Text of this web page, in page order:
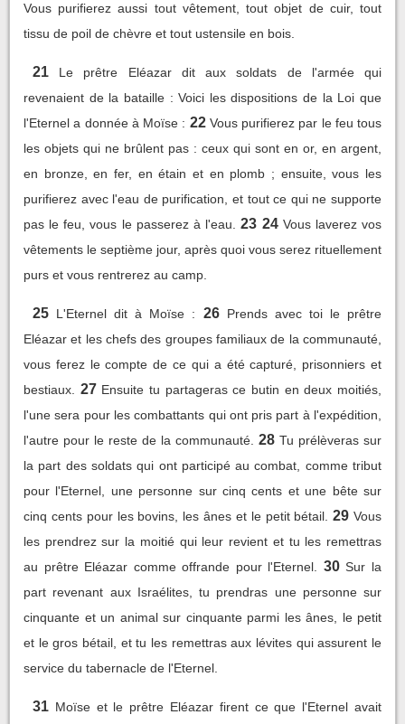
Vous purifierez aussi tout vêtement, tout objet de cuir, tout
tissu de poil de chèvre et tout ustensile en bois.
21
Le prêtre Eléazar dit aux soldats de l'armée qui
revenaient de la bataille : Voici les dispositions de la Loi que
l'Eternel a donnée à Moïse : 22 Vous purifierez par le feu tous
les objets qui ne brûlent pas : ceux qui sont en or, en argent,
en bronze, en fer, en étain et en plomb ; ensuite, vous les
purifierez avec l'eau de purification, et tout ce qui ne supporte
pas le feu, vous le passerez à l'eau.
23 24 Vous laverez vos
vêtements le septième jour, après quoi vous serez rituellement
purs et vous rentrerez au camp.
25 L'Eternel dit à Moïse : 26 Prends avec toi le prêtre
Eléazar et les chefs des groupes familiaux de la communauté,
vous ferez le compte de ce qui a été capturé, prisonniers et
bestiaux.
27 Ensuite tu partageras ce butin en deux moitiés,
l'une sera pour les combattants qui ont pris part à l'expédition,
l'autre pour le reste de la communauté. 28 Tu prélèveras sur
la part des soldats qui ont participé au combat, comme tribut
pour l'Eternel, une personne sur cinq cents et une bête sur
cinq cents pour les bovins, les ânes et le petit bétail. 29 Vous
les prendrez sur la moitié qui leur revient et tu les remettras
au prêtre Eléazar comme offrande pour l'Eternel.
30 Sur la
part revenant aux Israélites, tu prendras une personne sur
cinquante et un animal sur cinquante parmi les ânes, le petit
et le gros bétail, et tu les remettras aux lévites qui assurent le
service du tabernacle de l'Eternel.
31 Moïse et le prêtre Eléazar firent ce que l'Eternel avait